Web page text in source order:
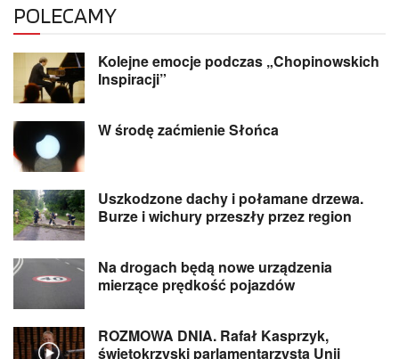
POLECAMY
Kolejne emocje podczas „Chopinowskich
Inspiracji”
W środę zaćmienie Słońca
Uszkodzone dachy i połamane drzewa.
Burze i wichury przeszły przez region
Na drogach będą nowe urządzenia
mierzące prędkość pojazdów
ROZMOWA DNIA. Rafał Kasprzyk,
świętokrzyski parlamentarzysta Unii